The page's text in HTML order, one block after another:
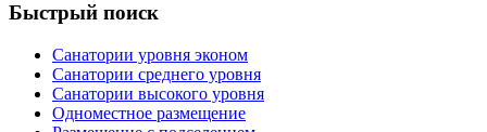
Быстрый поиск
Санатории уровня эконом
Санатории среднего уровня
Санатории высокого уровня
Одноместное размещение